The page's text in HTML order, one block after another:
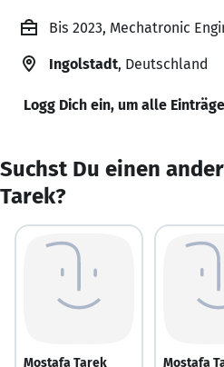
Bis 2023, Mechatronic
Ingolstadt, Deutschland
Logg Dich ein, um alle
Suchst Du einen
Tarek?
Mostafa Tarek Mostafa